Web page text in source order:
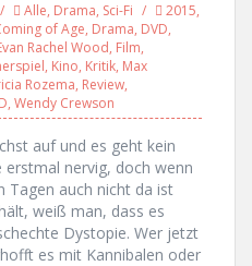
Alle, Drama, Sci-Fi 2015,
of Age, Drama, DVD,
Rachel Wood, Film,
, Kino, Kritik, Max
Rozema, Review,
, Wendy Crewson
auf und es geht kein
nervig, doch wenn
Tagen auch nicht da ist
weiß man, dass es
Dystopie. Wer jetzt
es mit Kannibalen oder